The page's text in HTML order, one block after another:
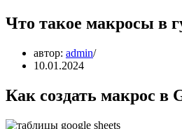
Что такое макросы в
автор: admin
10.01.2024
Как создать макрос в